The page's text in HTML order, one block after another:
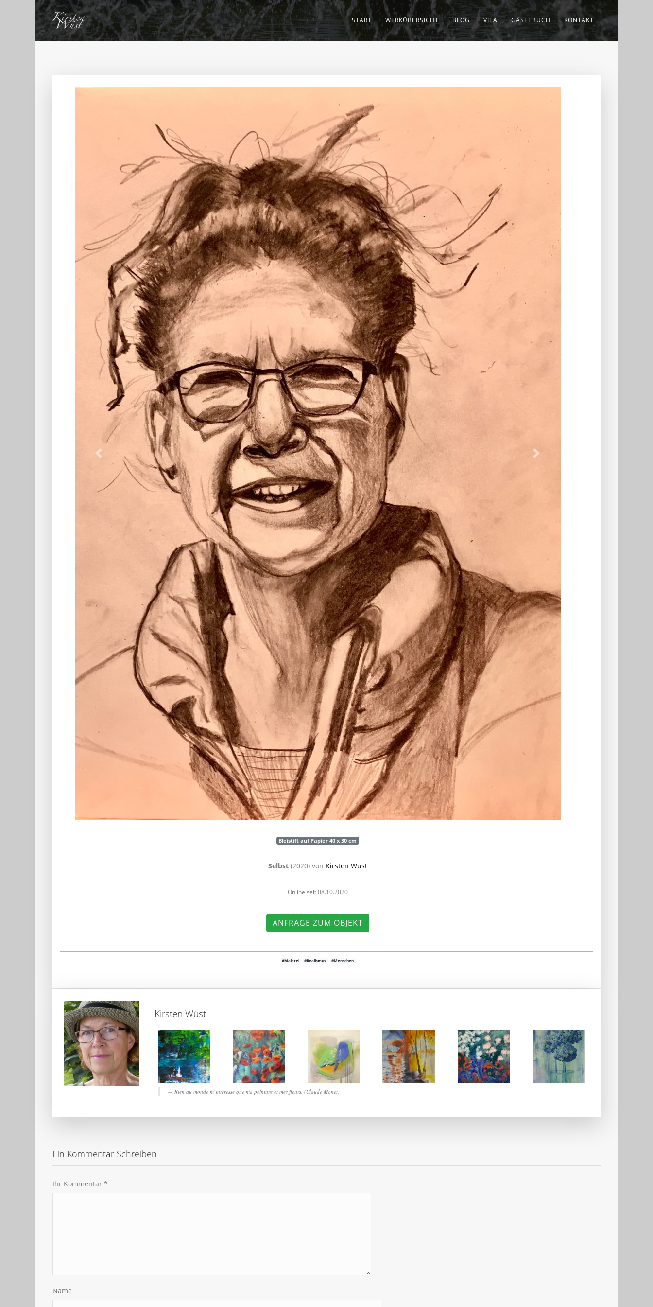
START WERKÜBERSICHT BLOG VITA GÄSTEBUCH KONTAKT
Bleistift auf Papier 40 x 30 cm
Selbst(2020) von Kirsten Wüst
Online seit 08.10.2020
ANFRAGE ZUM OBJEKT
#Malerei #Realismus #Menschen
Kirsten Wüst
Rien au monde m´intéresse que ma peinture et mes fleurs. (Claude Monet)
Ein Kommentar Schreiben
Ihr Kommentar *
Name